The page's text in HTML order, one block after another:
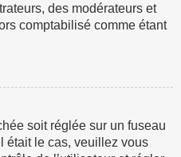
des modérateurs et
comptabilisé comme étant
soit réglée sur un fuseau
était le cas, veuillez vous